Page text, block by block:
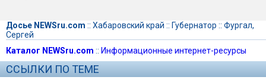
Досье NEWSru.com :: Хабаровский край :: Губернатор :: Фургал,
Сергей
Каталог NEWSru.com :: Информационные интернет-ресурсы
ССЫЛКИ ПО ТЕМЕ